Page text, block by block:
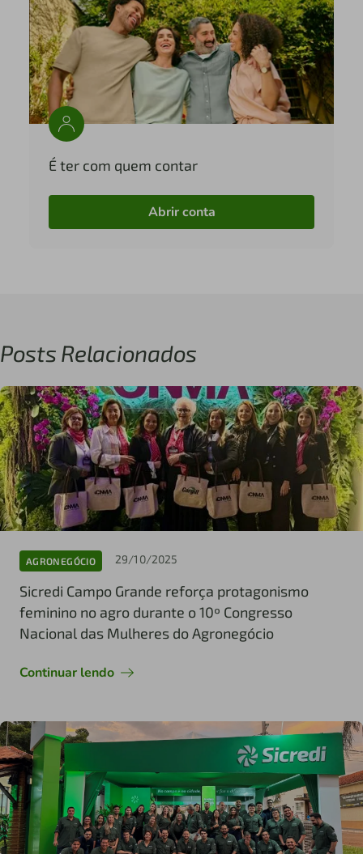
É ter com quem contar
Abrir conta
Posts Relacionados
AGRONEGÓCIO 29/10/2025
Sicredi Campo Grande reforça protagonismo
feminino no agro durante o 10º Congresso
Nacional das Mulheres do Agronegócio
Continuar lendo